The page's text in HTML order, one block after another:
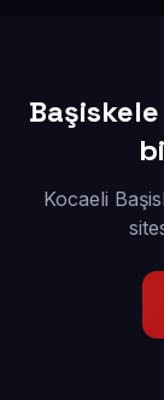
Başiskele
Kocaeli